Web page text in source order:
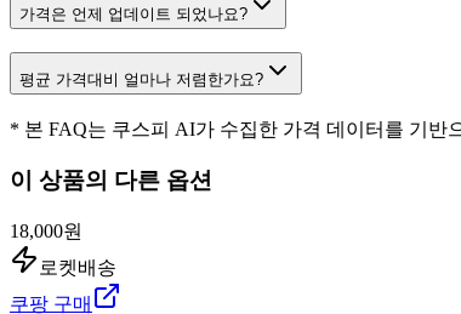
가격은 언제 업데이트 되었나요?
평균 가격대비 얼마나 저렴한가요?
* 본 FAQ는 쿠스피 AI가 수집한 가격 데이터를 기반
이 상품의 다른 옵션
18,000원
로켓배송
쿠팡 구매